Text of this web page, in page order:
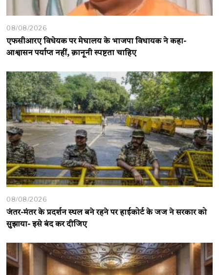
08/08/2026
एफसीआरए विधेयक पर मेघालय के भाजपा विधायक ने कहा-
आश्वासन पर्याप्त नहीं, क़ानूनी स्पष्टता चाहिए
08/08/2026
जंतर-मंतर के प्रदर्शन स्थल बने रहने पर हाईकोर्ट के जज ने सरकार को
सुझाया- इसे बंद कर दीजिए